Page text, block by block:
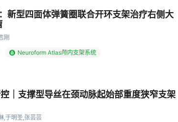
新型四面体弹簧圈联合开环支架治疗右侧大
刚
Neuroform Atlas颅内支架系统
｜支撑型导丝在颈动脉起始部重度狭窄支架
,于明圣,张芸芸